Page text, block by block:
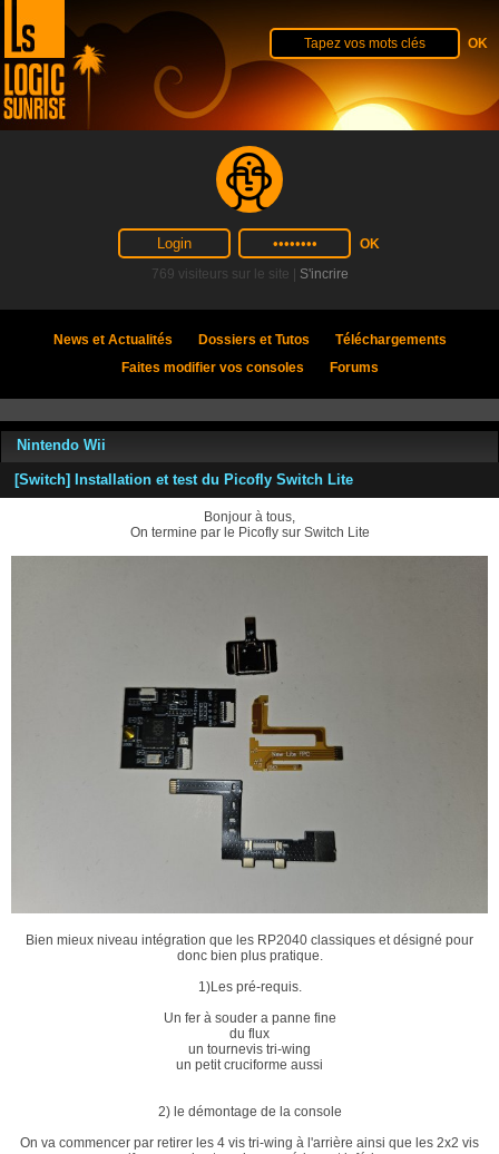
769 visiteurs sur le site | S'incrire
News et Actualités Dossiers et Tutos
Téléchargements
Faites modifier vos consoles
Forums
Nintendo Wii
[Switch] Installation et test du Picofly Switch Lite
Bonjour à tous,
On termine par le Picofly sur Switch Lite
Bien mieux niveau intégration que les RP2040 classiques et désigné pour
donc bien plus pratique.
1)Les pré-requis.
Un fer à souder a panne fine
du flux
un tournevis tri-wing
un petit cruciforme aussi
2) le démontage de la console
On va commencer par retirer les 4 vis tri-wing à l'arrière ainsi que les 2x2 vis